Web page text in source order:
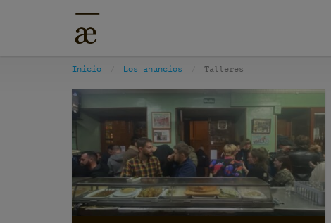
Inicio Los anuncios Talleres